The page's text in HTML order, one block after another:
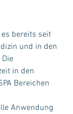
bereits seit
und in den
in den
Bereichen
Anwendung